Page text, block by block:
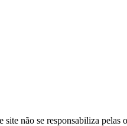
não se responsabiliza